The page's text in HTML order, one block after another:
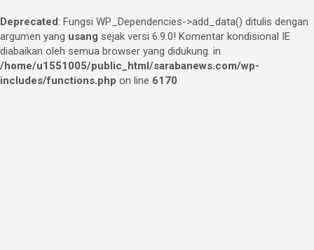
Deprecated: Fungsi WP_Dependencies->add_data() ditulis dengan
argumen yang usang sejak versi 6.9.0! Komentar kondisional IE
diabaikan oleh semua browser yang didukung. in
/home/u1551005/public_html/sarabanews.com/wp-
includes/functions.php on line 6170